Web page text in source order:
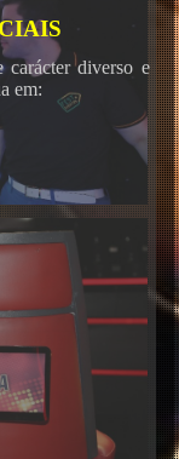
carácter diverso e
em: